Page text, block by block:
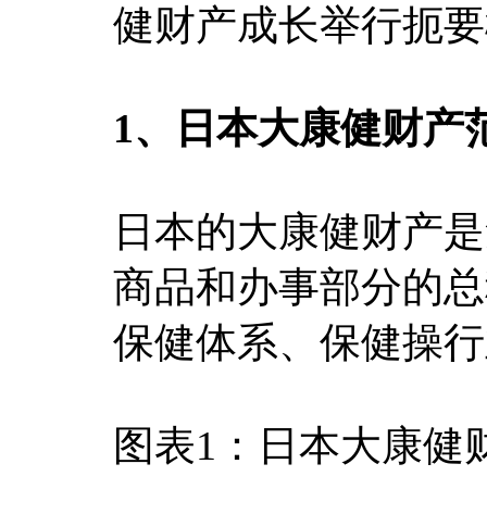
健财产成长举行扼
1、日本大康健财产
日本的大康健财产
商品和办事部分的
保健体系、保健操
图表1：日本大康健